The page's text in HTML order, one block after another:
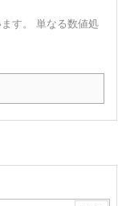
す。 単なる数値処